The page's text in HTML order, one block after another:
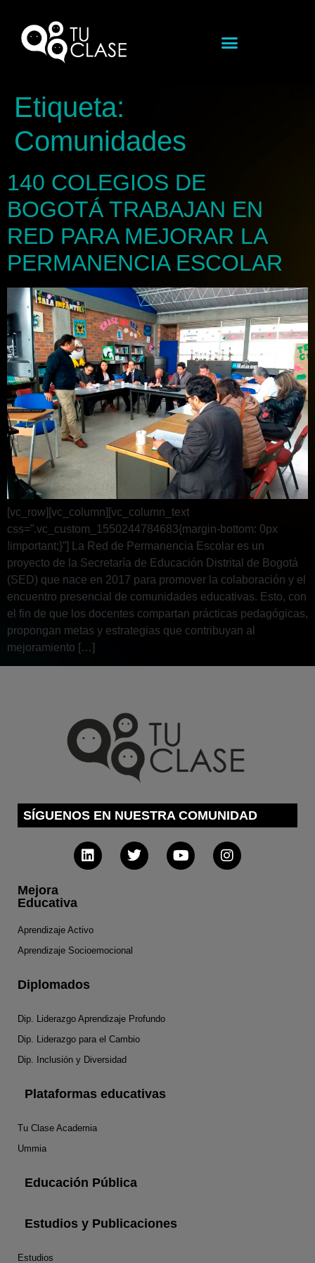
Etiqueta:
Comunidades
140 COLEGIOS DE
BOGOTÁ TRABAJAN EN
RED PARA MEJORAR LA
PERMANENCIA ESCOLAR
[vc_row][vc_column][vc_column_text
css=”.vc_custom_1550244784683{margin-bottom: 0px
!important;}”] La Red de Permanencia Escolar es un
proyecto de la Secretaría de Educación Distrital de Bogotá
(SED) que nace en 2017 para promover la colaboración y el
encuentro presencial de comunidades educativas. Esto, con
el fin de que los docentes compartan prácticas pedagógicas,
propongan metas y estrategias que contribuyan al
mejoramiento […]
SÍGUENOS EN NUESTRA COMUNIDAD
Mejora
Educativa
Aprendizaje Activo
Aprendizaje Socioemocional
Diplomados
Dip. Liderazgo Aprendizaje Profundo
Dip. Liderazgo para el Cambio
Dip. Inclusión y Diversidad
Plataformas educativas
Tu Clase Academia
Ummia
Educación Pública
Estudios y Publicaciones
Estudios